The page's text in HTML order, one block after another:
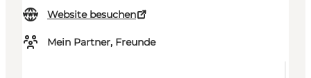
Website besuchen
Mein Partner, Freunde